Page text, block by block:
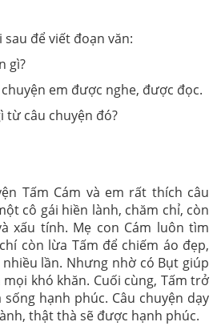
để viết đoạn văn:
gì?
em được nghe, được đọc.
từ câu chuyện đó?
Tấm Cám và em rất thích câu
cô gái hiền lành, chăm chỉ, còn
xấu tính. Mẹ con Cám luôn tìm
còn lừa Tấm để chiếm áo đẹp,
lần. Nhưng nhờ có Bụt giúp
khó khăn. Cuối cùng, Tấm trở
hạnh phúc. Câu chuyện dạy
thật thà sẽ được hạnh phúc.